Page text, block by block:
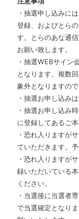
・抽選申し込みに
登録、およびとら
す。とらのあな通
お願い致します。
・抽選WEBサイン
となります。複数
象外となりますの
・抽選お申し込み
・抽選お申し込み
に登録してあるご
・恐れ入りますが
ていただきます。
・恐れ入りますが
録いただいている
ください。
・当選後に当選者
で当選確定となり